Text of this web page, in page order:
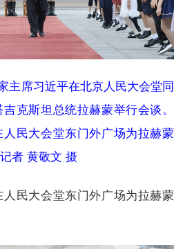
席习近平在北京人民大会堂同
克斯坦总统拉赫蒙举行会谈。
民大会堂东门外广场为拉赫蒙
者 黄敬文 摄
民大会堂东门外广场为拉赫蒙